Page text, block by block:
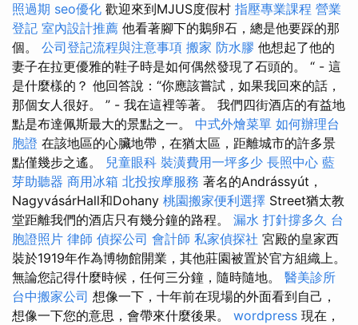
照過期 seo優化 歡迎來到MJUS度假村 指壓專業課程 營業
登記 室內設計推薦 他看著腳下的鵝卵石，總是他要踩的那
個。 公司登記流程與注意事項 搬家 防水膠 他想起了他的
妻子在拉更優雅的鞋子時是如何偶然發現了石頭的。 “ - 這
是什麼樣的？ 他回答說：“你應該嘗試，如果我回來的話，
那個女人很好。 ” - 我在這裡等著。 我們四街酒店的有益地
點是布達佩斯最大的景點之一。 中式外燴菜單 如何辦理台
胞證 在該地區的心臟地帶，在猶太區，距離城市的許多景
點僅幾步之遙。 兒童眼科 裝潢費用一坪多少 長照中心 藍
芽助聽器 商用冰箱 北投按摩服務 著名的Andrássyút，
NagyvásárHall和Dohany 桃園搬家便利選擇 Street猶太教
堂距離我們的酒店只有幾分鐘的路程。 漏水 打針撐多久 台
胞證照片 律師 偵探公司 會計師 私家偵探社 宮殿的皇家西
裝於1919年作為博物館開業，其他莊園被置於官方組織上。
無論您記得什麼時候，任何三分鐘，隨時隨地。 醫美診所
台中搬家公司 想像一下，十年前在現場的外面看到自己，
想像一下您的意思，會帶來什麼後果。 wordpress 現在，